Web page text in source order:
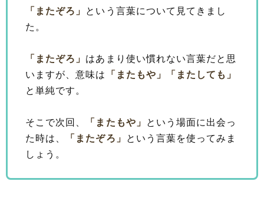
「またぞろ」 という言葉について見てきまし
た。
「またぞろ」 はあまり使い慣れない言葉だと思
いますが、意味は
「またもや」
「またしても」
と単純です。
そこで次回、 「またもや」
という場面に出会っ
た時は、
「またぞろ」
という言葉を使ってみま
しょう。